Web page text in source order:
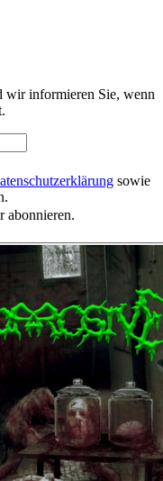
wir informieren Sie, wenn
sowie
abonnieren.